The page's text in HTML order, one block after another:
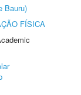
Bauru)
FÍSICA